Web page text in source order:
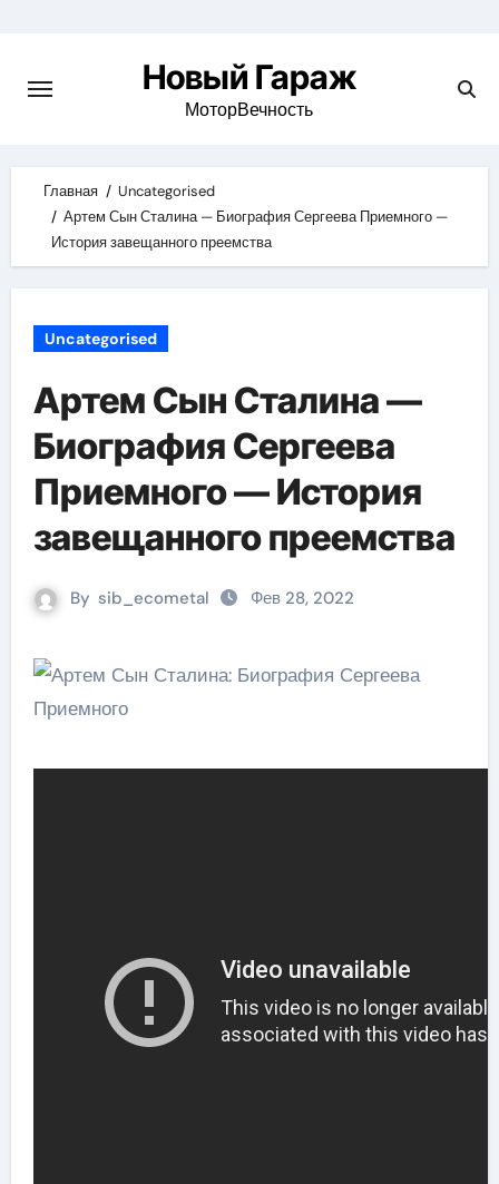
content
Новый Гараж
МоторВечность
Главная
Uncategorised
Артем Сын Сталина — Биография Сергеева Приемного —
История завещанного преемства
Uncategorised
Артем Сын Сталина —
Биография Сергеева
Приемного — История
завещанного преемства
By sib_ecometal Фев 28, 2022